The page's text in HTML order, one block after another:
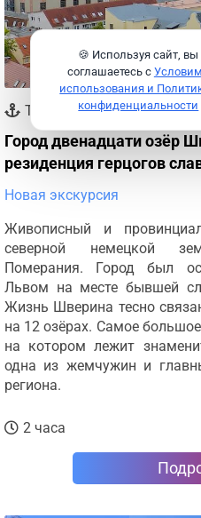
Травемюнде
Город двенадцати озёр
резиденция герцогов
Новая экскурсия
Живописный и
северной немецкой
Померания. Город был
Львом на месте бывшей
Жизнь Шверина тесно
на 12 озёрах. Самое
на котором лежит
одна из жемчужин и
региона.
2 часа
🍪 Используя сайт, вы
соглашаетесь с
использования и
конфиденциальности